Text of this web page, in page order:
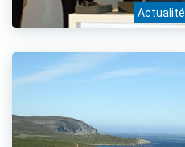
Actualité